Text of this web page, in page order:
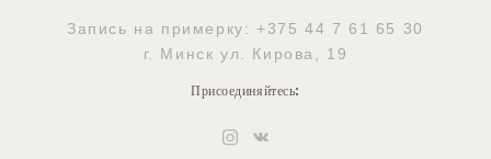
Запись на примерку: +375 44 7 61 65 30
г. Минск ул. Кирова, 19
Присоединяйтесь: